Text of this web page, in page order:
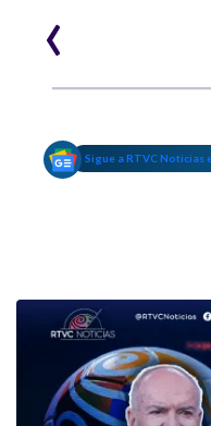
‹
Sigue a RTVC Noticias